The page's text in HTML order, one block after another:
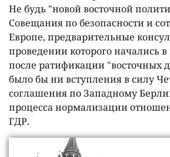
Не будь "новой восточной
Совещания по безопасности и
Европе, предварительные
проведении которого начались в
после ратификации "восточных
было бы ни вступления в силу
соглашения по Западному
процесса нормализации
ГДР.